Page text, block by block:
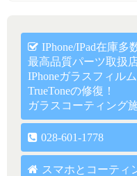
IPhone/iPad在庫多
最高品質パーツ取扱店
IPhoneガラスフィル
TrueToneの修復！
ガラスコーティング
028-601-1778
スマホとコーティ